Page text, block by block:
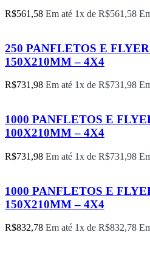
R$561,58 Em até 1x de R$561,58
250 PANFLETOS E
150X210MM – 4X4
R$731,98 Em até 1x de R$731,98
1000 PANFLETOS E
100X210MM – 4X4
R$731,98 Em até 1x de R$731,98
1000 PANFLETOS E
150X210MM – 4X4
R$832,78 Em até 1x de R$832,78